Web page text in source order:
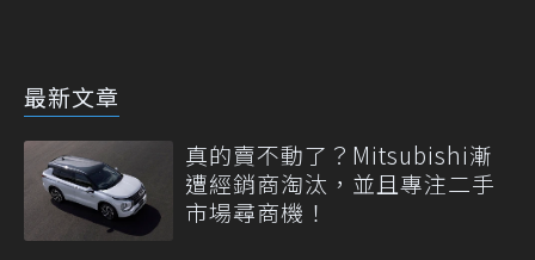
最新文章
真的賣不動了？Mitsubishi漸
遭經銷商淘汰，並且專注二手
市場尋商機！